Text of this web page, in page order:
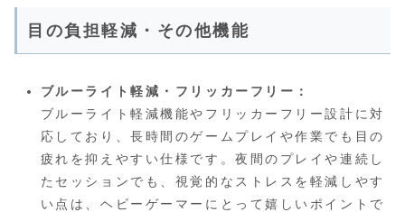
目の負担軽減・その他機能
ブルーライト軽減・フリッカーフリー：
ブルーライト軽減機能やフリッカーフリー設計に対
応しており、長時間のゲームプレイや作業でも目の
疲れを抑えやすい仕様です。夜間のプレイや連続し
たセッションでも、視覚的なストレスを軽減しやす
い点は、ヘビーゲーマーにとって嬉しいポイントで